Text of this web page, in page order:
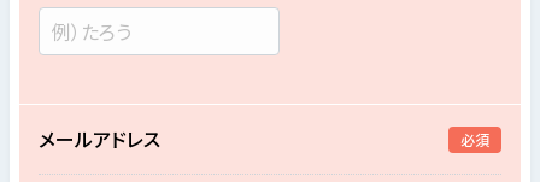
メールアドレス 必須